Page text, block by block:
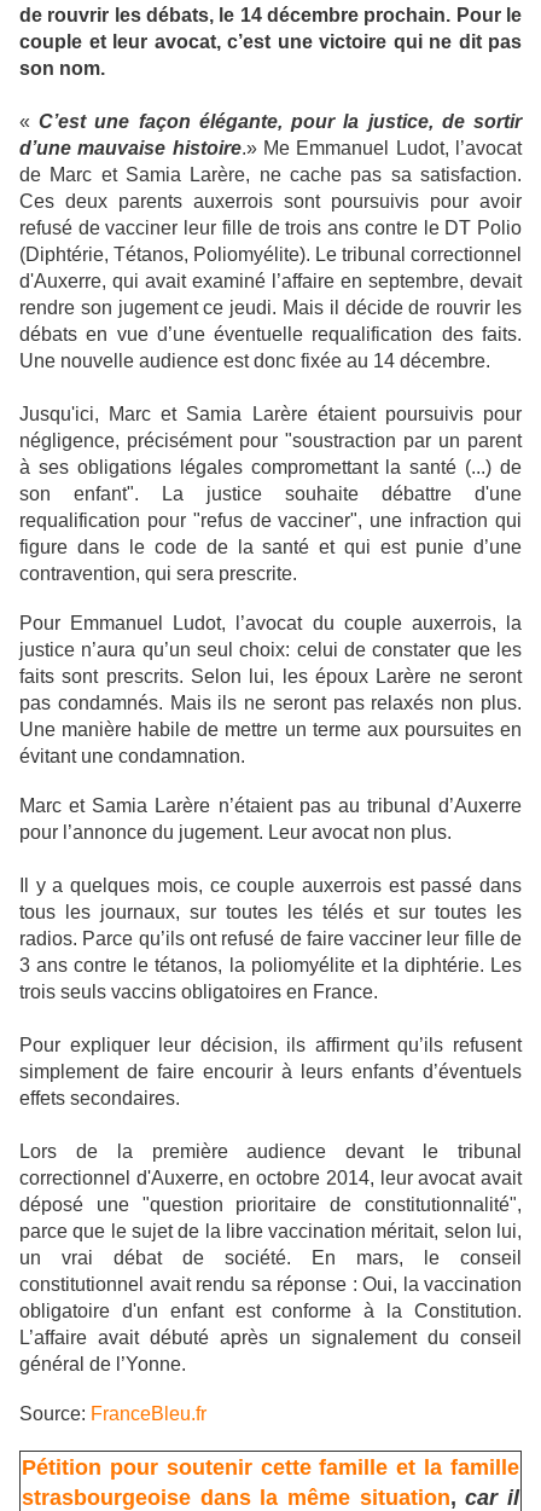
de rouvrir les débats, le 14 décembre prochain. Pour le
couple et leur avocat, c’est une victoire qui ne dit pas
son nom.
«C’est une façon élégante, pour la justice, de sortir
d’une mauvaise histoire.» Me Emmanuel Ludot, l’avocat
de Marc et Samia Larère, ne cache pas sa satisfaction.
Ces deux parents auxerrois sont poursuivis pour avoir
refusé de vacciner leur fille de trois ans contre le DT Polio
(Diphtérie, Tétanos, Poliomyélite). Le tribunal correctionnel
d'Auxerre, qui avait examiné l’affaire en septembre, devait
rendre son jugement ce jeudi. Mais il décide de rouvrir les
débats en vue d’une éventuelle requalification des faits.
Une nouvelle audience est donc fixée au 14 décembre.
Jusqu'ici, Marc et Samia Larère étaient poursuivis pour
négligence, précisément pour "soustraction par un parent
à ses obligations légales compromettant la santé (...) de
son enfant". La justice souhaite débattre d'une
requalification pour "refus de vacciner", une infraction qui
figure dans le code de la santé et qui est punie d’une
contravention, qui sera prescrite.
Pour Emmanuel Ludot, l’avocat du couple auxerrois, la
justice n’aura qu’un seul choix: celui de constater que les
faits sont prescrits. Selon lui, les époux Larère ne seront
pas condamnés. Mais ils ne seront pas relaxés non plus.
Une manière habile de mettre un terme aux poursuites en
évitant une condamnation.
Marc et Samia Larère n’étaient pas au tribunal d’Auxerre
pour l’annonce du jugement. Leur avocat non plus.
Il y a quelques mois, ce couple auxerrois est passé dans
tous les journaux, sur toutes les télés et sur toutes les
radios. Parce qu’ils ont refusé de faire vacciner leur fille de
3 ans contre le tétanos, la poliomyélite et la diphtérie. Les
trois seuls vaccins obligatoires en France.
Pour expliquer leur décision, ils affirment qu’ils refusent
simplement de faire encourir à leurs enfants d’éventuels
effets secondaires.
Lors de la première audience devant le tribunal
correctionnel d'Auxerre, en octobre 2014, leur avocat avait
déposé une "question prioritaire de constitutionnalité",
parce que le sujet de la libre vaccination méritait, selon lui,
un vrai débat de société. En mars, le conseil
constitutionnel avait rendu sa réponse : Oui, la vaccination
obligatoire d'un enfant est conforme à la Constitution.
L’affaire avait débuté après un signalement du conseil
général de l’Yonne.
Source: FranceBleu.fr
Pétition pour soutenir cette famille et la famille
strasbourgeoise dans la même situation,car il